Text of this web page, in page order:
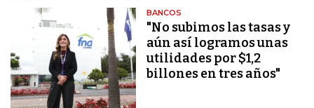
BANCOS
"No subimos las tasas y
aún así logramos unas
utilidades por $1,2
billones en tres años"